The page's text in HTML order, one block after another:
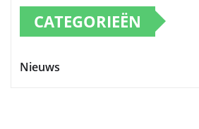
CATEGORIEËN
Nieuws